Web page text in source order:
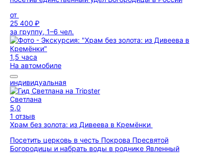
от
25 400 ₽
за группу, 1–6 чел.
1,5 часа
На автомобиле
индивидуальная
Светлана
5,0
1 отзыв
Храм без золота: из Дивеева в Кремёнки
Посетить церковь в честь Покрова Пресвятой
Богородицы и набрать воды в роднике Явленный